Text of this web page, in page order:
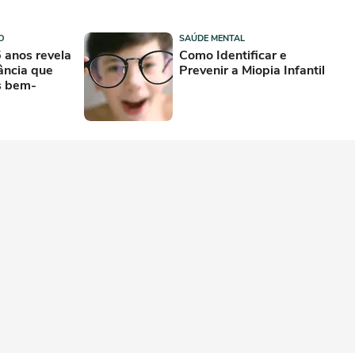
revela
que
bem-
SAÚDE MENTAL
Como Identificar e
Prevenir a Miopia Infantil